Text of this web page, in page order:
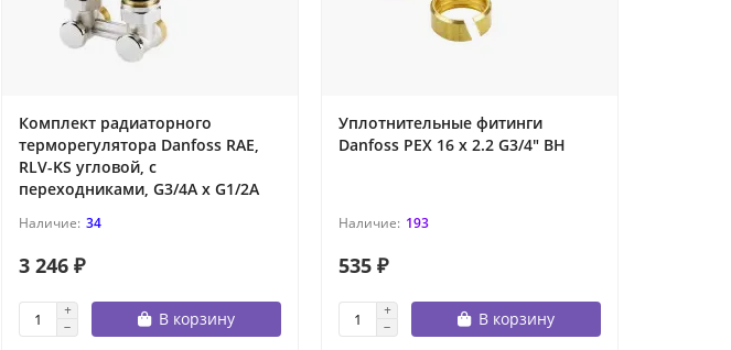
Комплект радиаторного
терморегулятора Danfoss RAE,
RLV-KS угловой, с
переходниками, G3/4A x G1/2A
34
3 246 ₽
В корзину
Уплотнительные фитинги
Danfoss PEX 16 x 2.2 G3/4" ВН
193
535 ₽
В корзину